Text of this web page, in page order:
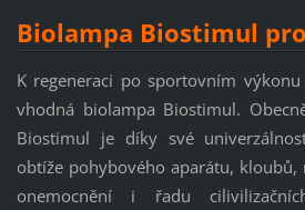
Biolampa Biostimul
K regeneraci po sportovním
vhodná biolampa Biostimul.
Biostimul je díky své
obtíže pohybového aparátu,
onemocnění i řadu